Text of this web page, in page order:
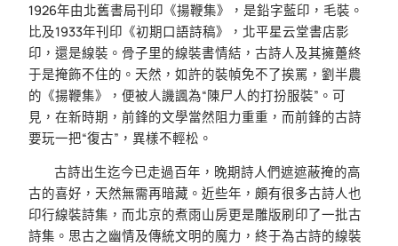
1926年由北舊書局刊印《揚鞭集》，是鉛字藍印，毛裝。
比及1933年刊印《初期口語詩稿》，北平星云堂書店影
印，還是線裝。骨子里的線裝書情結，古詩人及其擁躉終
于是掩飾不住的。天然，如許的裝幀免不了挨罵，劉半農
的《揚鞭集》，便被人譏諷為“陳尸人的打扮服裝”。可
見，在新時期，前鋒的文學當然阻力重重，而前鋒的古詩
要玩一把“復古”，異樣不輕松。
古詩出生迄今已走過百年，晚期詩人們遮遮蔽掩的高
古的喜好，天然無需再暗藏。近些年，頗有很多古詩人也
印行線裝詩集，而北京的煮雨山房更是雕版刷印了一批古
詩集。思古之幽情及傳統文明的魔力，終于為古詩的線裝